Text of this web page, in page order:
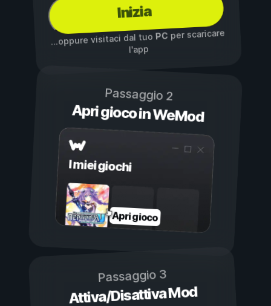
Inizia
...oppure visitaci dal tuoPC per scaricare
l'app
Passaggio 2
Apri gioco in WeMod
I miei giochi
Apri gioco
Passaggio 3
Attiva/Disattiva Mod